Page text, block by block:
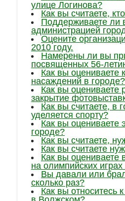
улице Логинова?
Как вы считаете,
Поддерживаете ли
администрацией
Оцените
2010 году.
Намерены ли вы
посвященных 56-
Как вы оцениваете
насаждений в городе?
Как вы оцениваете
закрытие
Как вы считаете, в
уделяется спорту?
Как вы оцениваете
городе?
Как вы считаете,
Как вы считаете
Как вы оцениваете
на олимпийских
Вы давали или
сколько раз?
Как вы относитесь